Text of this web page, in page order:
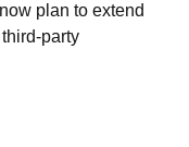
plan to extend
party